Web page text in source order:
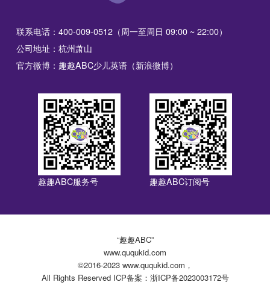
联系电话：400-009-0512（周一至周日 09:00 ~ 22:00）
公司地址：杭州萧山
官方微博：趣趣ABC少儿英语（新浪微博）
趣趣ABC服务号 趣趣ABC订阅号
“趣趣ABC”
www.ququkid.com
©2016-2023 www.ququkid.com，
All Rights Reserved ICP备案：浙ICP备2023003172号